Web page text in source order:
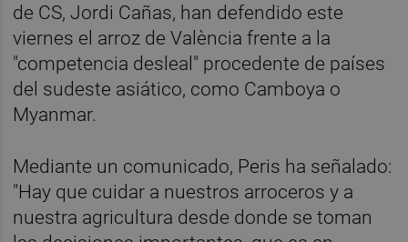
de CS, Jordi Cañas, han defendido este
viernes el arroz de València frente a la
"competencia desleal" procedente de países
del sudeste asiático, como Camboya o
Myanmar.
Mediante un comunicado, Peris ha señalado:
"Hay que cuidar a nuestros arroceros y a
nuestra agricultura desde donde se toman